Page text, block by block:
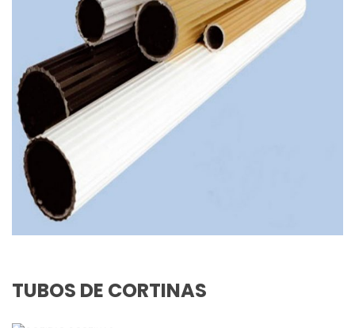
TUBOS DE CORTINAS